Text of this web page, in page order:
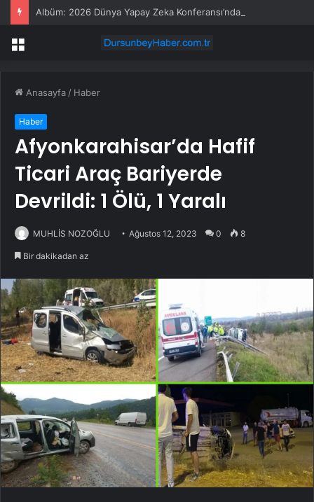
Menü
Anasayfa / Haber
Haber
Afyonkarahisar’da Hafif
Ticari Araç Bariyerde
Devrildi: 1 Ölü, 1 Yaralı
MUHLİS NOZOĞLU Ağustos 12, 2023 0 8
Bir dakikadan az